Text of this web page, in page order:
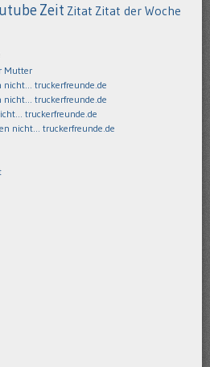
Zeit Zitat Zitat der Woche
Mutter
nicht… truckerfreunde.de
nicht… truckerfreunde.de
truckerfreunde.de
nicht… truckerfreunde.de